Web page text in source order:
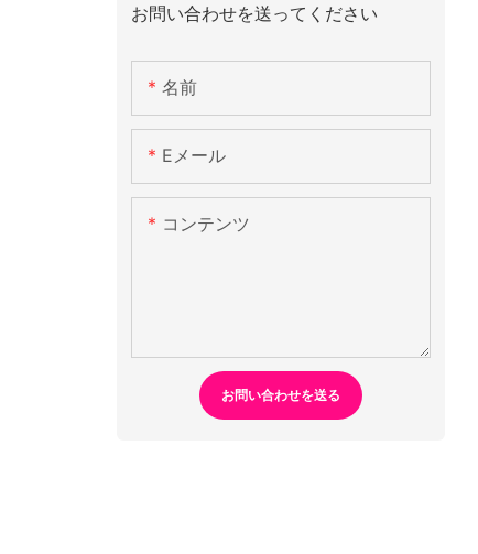
お問い合わせを送ってください
名前
Eメール
コンテンツ
お問い合わせを送る